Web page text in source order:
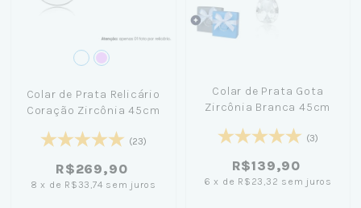
Colar de Prata Relicário
Coração Zircônia 45cm
(23)
R$269,90
8 x de R$33,74 sem juros
Colar de Prata Gota
Zircônia Branca 45cm
(3)
R$139,90
6 x de R$23,32 sem juros